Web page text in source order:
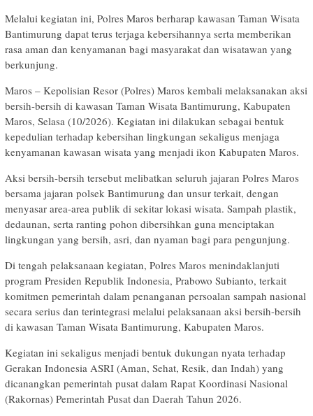
Melalui kegiatan ini, Polres Maros berharap kawasan Taman Wisata
Bantimurung dapat terus terjaga kebersihannya serta memberikan
rasa aman dan kenyamanan bagi masyarakat dan wisatawan yang
berkunjung.
Maros – Kepolisian Resor (Polres) Maros kembali melaksanakan aksi
bersih-bersih di kawasan Taman Wisata Bantimurung, Kabupaten
Maros, Selasa (10/2026). Kegiatan ini dilakukan sebagai bentuk
kepedulian terhadap kebersihan lingkungan sekaligus menjaga
kenyamanan kawasan wisata yang menjadi ikon Kabupaten Maros.
Aksi bersih-bersih tersebut melibatkan seluruh jajaran Polres Maros
bersama jajaran polsek Bantimurung dan unsur terkait, dengan
menyasar area-area publik di sekitar lokasi wisata. Sampah plastik,
dedaunan, serta ranting pohon dibersihkan guna menciptakan
lingkungan yang bersih, asri, dan nyaman bagi para pengunjung.
Di tengah pelaksanaan kegiatan, Polres Maros menindaklanjuti
program Presiden Republik Indonesia, Prabowo Subianto, terkait
komitmen pemerintah dalam penanganan persoalan sampah nasional
secara serius dan terintegrasi melalui pelaksanaan aksi bersih-bersih
di kawasan Taman Wisata Bantimurung, Kabupaten Maros.
Kegiatan ini sekaligus menjadi bentuk dukungan nyata terhadap
Gerakan Indonesia ASRI (Aman, Sehat, Resik, dan Indah) yang
dicanangkan pemerintah pusat dalam Rapat Koordinasi Nasional
(Rakornas) Pemerintah Pusat dan Daerah Tahun 2026.